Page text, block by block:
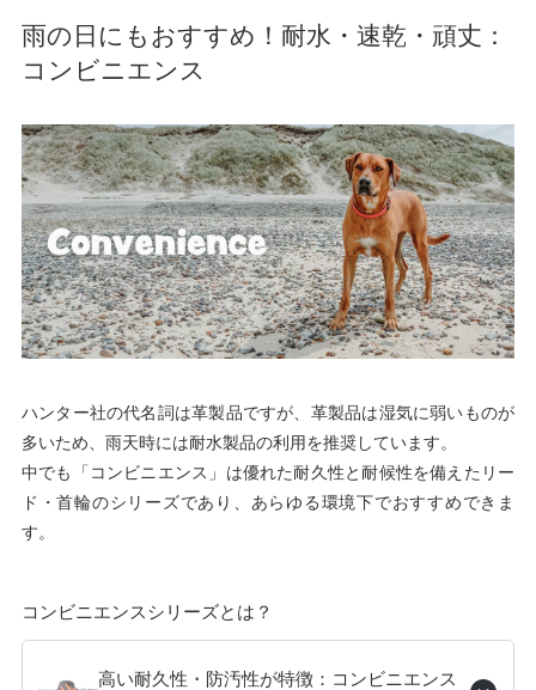
雨の日にもおすすめ！耐水・速乾・頑丈：
コンビニエンス
ハンター社の代名詞は革製品ですが、革製品は湿気に弱いものが
多いため、雨天時には耐水製品の利用を推奨しています。
中でも「コンビニエンス」は優れた耐久性と耐候性を備えたリー
ド・首輪のシリーズであり、あらゆる環境下でおすすめできま
す。
コンビニエンスシリーズとは？
高い耐久性・防汚性が特徴：コンビニエンス